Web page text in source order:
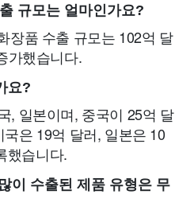
규모는 얼마인가요?
장품 수출 규모는 102억 달
가했습니다.
요?
, 일본이며, 중국이 25억 달
은 19억 달러, 일본은 10
했습니다.
이 수출된 제품 유형은 무